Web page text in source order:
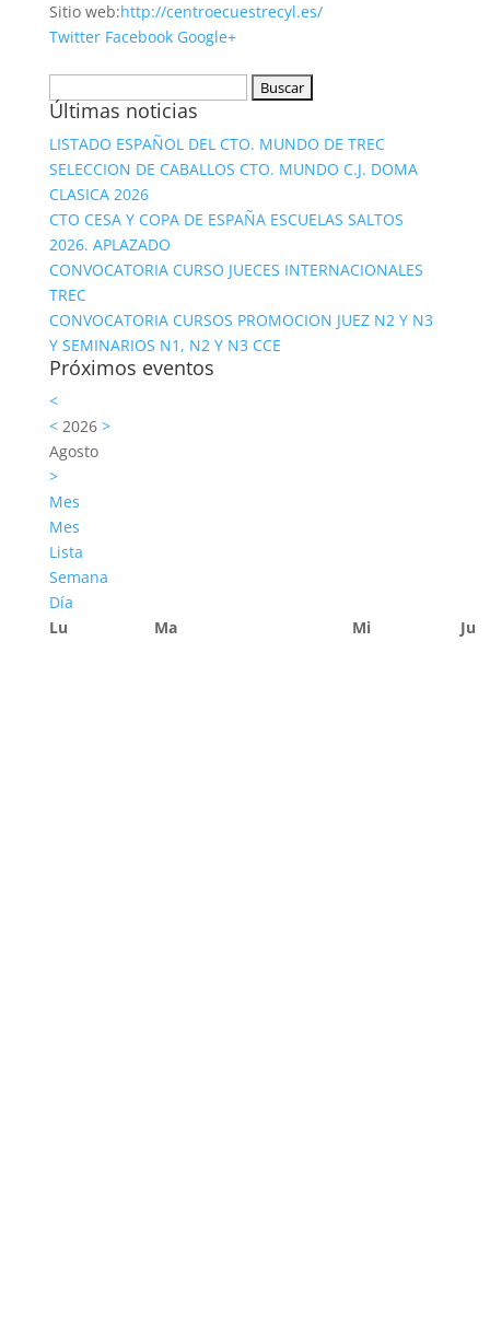
Sitio web:http://centroecuestrecyl.es/
Twitter Facebook Google+
Últimas noticias
LISTADO ESPAÑOL DEL CTO. MUNDO DE TREC
SELECCION DE CABALLOS CTO. MUNDO C.J. DOMA
CLASICA 2026
CTO CESA Y COPA DE ESPAÑA ESCUELAS SALTOS
2026. APLAZADO
CONVOCATORIA CURSO JUECES INTERNACIONALES
TREC
CONVOCATORIA CURSOS PROMOCION JUEZ N2 Y N3
Y SEMINARIOS N1, N2 Y N3 CCE
Próximos eventos
<
<2026 >
Agosto
>
Mes
Mes
Lista
Semana
Día
Lu
Ma Mi Ju